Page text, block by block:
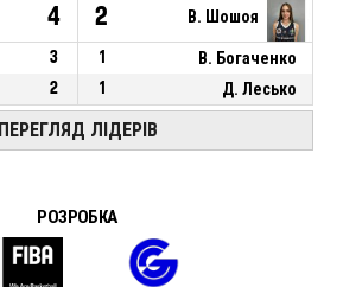
4 2 В. Шошоя
3 1
В. Богаченко
2 1 Д. Лесько
ПЕРЕГЛЯД ЛІДЕРІВ
РОЗРОБКА